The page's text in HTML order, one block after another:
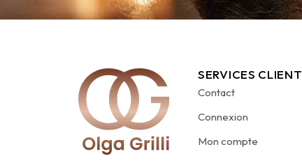
SERVICES CLIENT
Contact
Connexion
Mon compte